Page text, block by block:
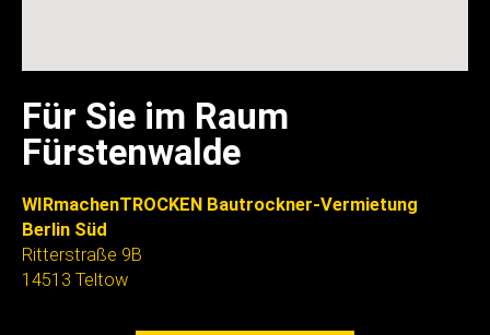
Für Sie im Raum
Fürstenwalde
WIRmachenTROCKEN Bautrockner-Vermietung
Berlin Süd
Ritterstraße 9B
14513 Teltow